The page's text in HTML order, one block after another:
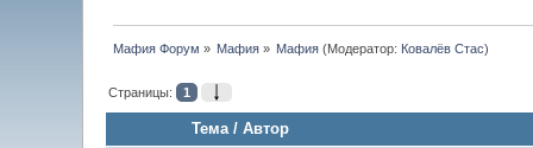
Мафия Форум » Мафия » Мафия (Модератор: Ковалёв Стас)
Страницы: 1
Тема/ Автор